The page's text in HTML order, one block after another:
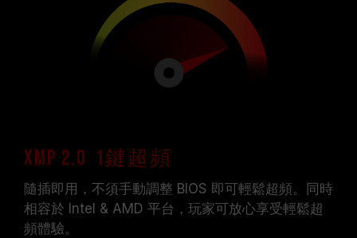
XMP 2.0 1鍵超頻
隨插即用，不須手動調整 BIOS 即可輕鬆超頻。同時
相容於 Intel & AMD 平台，玩家可放心享受輕鬆超
頻體驗。